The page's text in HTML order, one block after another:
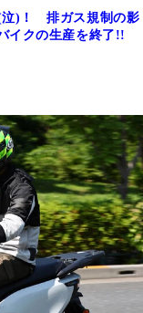
泣)！ 排ガス規制の影
イクの生産を終了!!